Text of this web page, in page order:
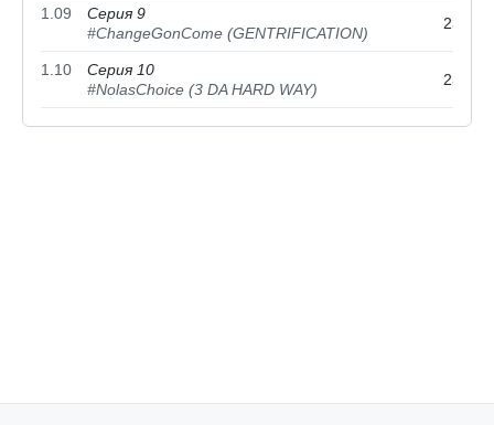
1.09
Серия 9
#ChangeGonCome (GENTRIFICATION)
23
1.10
Серия 10
#NolasChoice (3 DA HARD WAY)
23